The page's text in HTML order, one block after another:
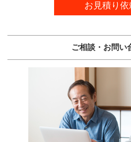
お見積り依
ご相談・お問い